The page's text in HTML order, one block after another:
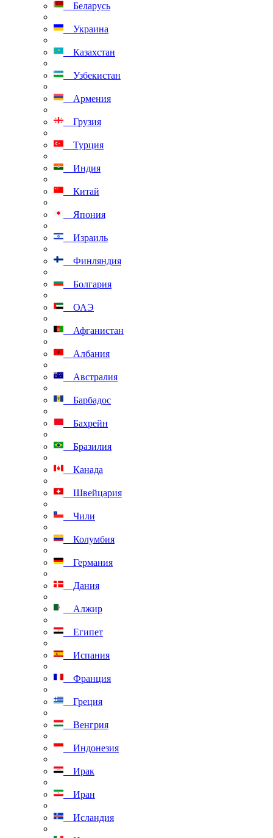
Беларусь
Украина
Казахстан
Узбекистан
Армения
Грузия
Турция
Индия
Китай
Япония
Израиль
Финляндия
Болгария
ОАЭ
Афганистан
Албания
Австралия
Барбадос
Бахрейн
Бразилия
Канада
Швейцария
Чили
Колумбия
Германия
Дания
Алжир
Египет
Испания
Франция
Греция
Венгрия
Индонезия
Ирак
Иран
Исландия